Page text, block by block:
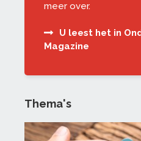
meer over.
U leest het in
Magazine
Thema's